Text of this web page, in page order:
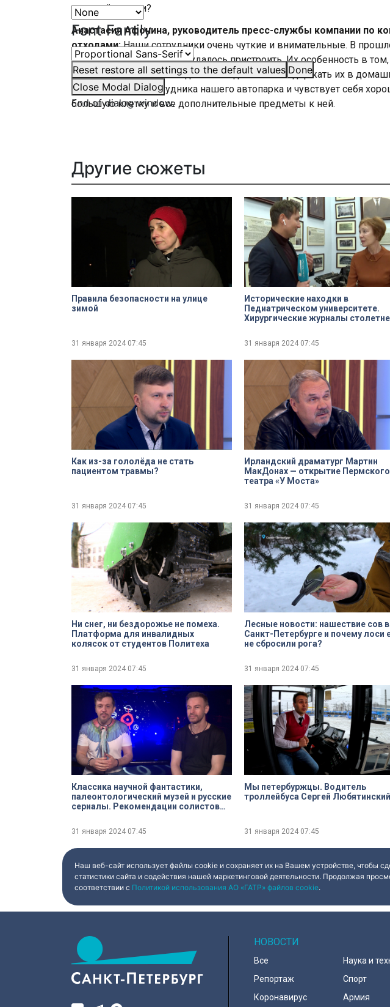
Font Family
Reset restore all settings to the default values Done
Close Modal Dialog
End of dialog window.
морской свинки?
Анастасия Афонина, руководитель пресс-службы компании по
отходами:Наши сотрудники очень чуткие и внимательные. В
красноухих черепах, всех удалось пристроить. Их особенность в
крупных размеров, и люди не всегда готовы содержать их в
свинка живёт у сотрудника нашего автопарка и чувствует себя
большую клетку и все дополнительные предметы к ней.
Другие сюжеты
Правила безопасности на улице
зимой
31 января 2024 07:45
Исторические находки в
Педиатрическом университете.
Хирургические журналы
31 января 2024 07:45
Как из-за гололёда не стать
пациентом травмы?
31 января 2024 07:45
Ирландский драматург Мартин
МакДонах — открытие Пермского
театра «У Моста»
31 января 2024 07:45
Ни снег, ни бездорожье не помеха.
Платформа для инвалидных
колясок от студентов Политеха
31 января 2024 07:45
Лесные новости: нашествие сов в
Санкт-Петербурге и почему лоси
не сбросили рога?
31 января 2024 07:45
Классика научной фантастики,
палеонтологический музей и русские
сериалы. Рекомендации солистов
31 января 2024 07:45
Мы петербуржцы. Водитель
троллейбуса Сергей Любятинский
31 января 2024 07:45
Наш веб-сайт использует файлы cookie и сохраняет их на Вашем устройстве, чтобы
статистики сайта и содействия нашей маркетинговой деятельности. Продолжая
соответствии с Политикой использования АО «ГАТР» файлов cookie.
НОВОСТИ
Все
Репортаж
Коронавирус
Наука и
Спорт
Армия